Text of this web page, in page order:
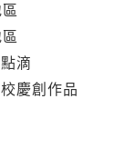
區
滴
慶創作品